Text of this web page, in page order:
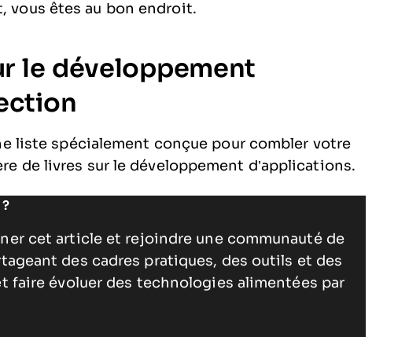
vous êtes au bon endroit.
le développement
liste spécialement conçue pour combler votre
de livres sur le développement d’applications.
cet article et rejoindre une communauté de
des cadres pratiques, des outils et des
faire évoluer des technologies alimentées par